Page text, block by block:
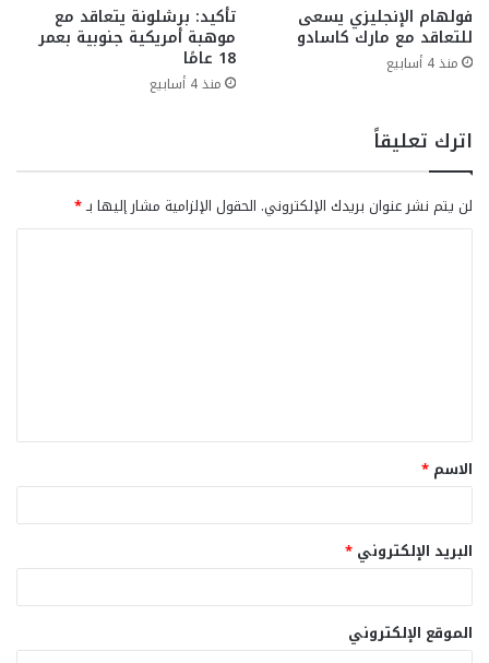
فولهام الإنجليزي يسعى
للتعاقد مع مارك كاسادو
منذ 4 أسابيع
تأكيد: برشلونة يتعاقد مع
موهبة أمريكية جنوبية بعمر
18 عامًا
منذ 4 أسابيع
اترك تعليقاً
لن يتم نشر عنوان بريدك الإلكتروني. الحقول الإلزامية مشار إليها بـ*
ق
*
الاسم *
البريد الإلكتروني *
الموقع الإلكتروني